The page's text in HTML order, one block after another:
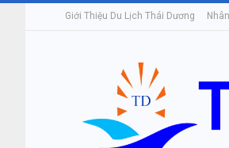
Giới Thiệu Du Lịch Thái Dương